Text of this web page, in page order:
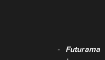
- Futurama